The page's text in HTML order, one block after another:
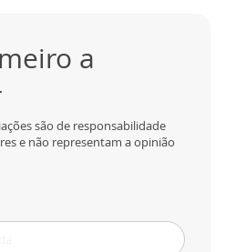
a
são de responsabilidade
e não representam a opinião